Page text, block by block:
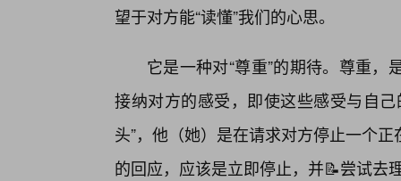
望于对方能“读懂”我们的心思。
它是一种对“尊重”的期待。尊重
接纳对方的感受，即使这些感受与自
头”，他（她）是在请求对方停止一个
的回应，应该是立即停止，并📝尝试去